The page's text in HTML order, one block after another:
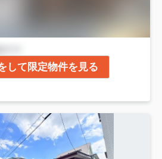
して限定物件を見る